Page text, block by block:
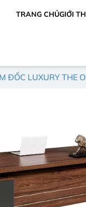
TRANG CHỦGIỚI
ĐỐC LUXURY THE